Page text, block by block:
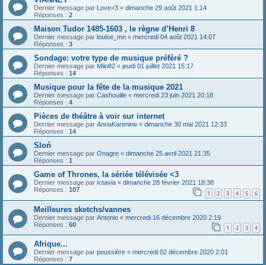
Dernier message par Love<3 « dimanche 29 août 2021 1:14
Réponses : 2
Maison Tudor 1485-1603 , le règne d’Henri 8
Dernier message par louise_mn « mercredi 04 août 2021 14:07
Réponses : 3
Sondage: votre type de musique préféré ?
Dernier message par Milo82 « jeudi 01 juillet 2021 15:17
Réponses : 14
Musique pour la fête de la musique 2021
Dernier message par Cashouille « mercredi 23 juin 2021 20:18
Réponses : 4
Pièces de théâtre à voir sur internet
Dernier message par AnnaKarenine « dimanche 30 mai 2021 12:33
Réponses : 14
Sloń
Dernier message par Onagre « dimanche 25 avril 2021 21:35
Réponses : 1
Game of Thrones, la sériée télévisée <3
Dernier message par Ictavia « dimanche 28 février 2021 18:38
Réponses : 107 1 2 3 4 5 6
Meilleures sketchs/vannes
Dernier message par Antonio « mercredi 16 décembre 2020 2:19
Réponses : 60 1 2 3 4
Afrique...
Dernier message par poussière « mercredi 02 décembre 2020 2:01
Réponses : 7